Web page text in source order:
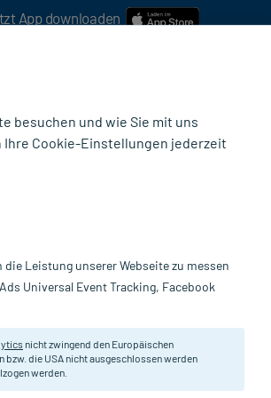
App downloaden
OP-Handschuhe. Hochelastisch und reißfest.
Handschuhe
besuchen und wie Sie mit uns
Cookie-Einstellungen jederzeit
Leistung unserer Webseite zu messen
Universal Event Tracking, Facebook
nicht zwingend den Europäischen
bzw. die USA nicht ausgeschlossen werden
werden.